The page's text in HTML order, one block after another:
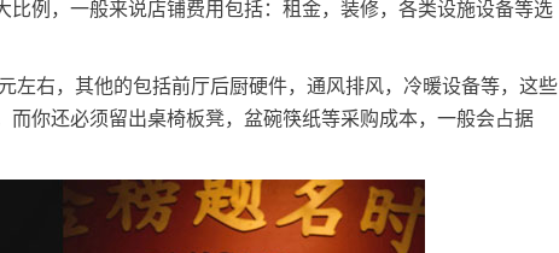
例，一般来说店铺费用包括：租金，装修，各类设施设备等选
右，其他的包括前厅后厨硬件，通风排风，冷暖设备等，这些
你还必须留出桌椅板凳，盆碗筷纸等采购成本，一般会占据